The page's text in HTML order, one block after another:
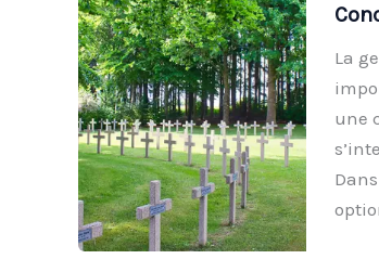
La
une